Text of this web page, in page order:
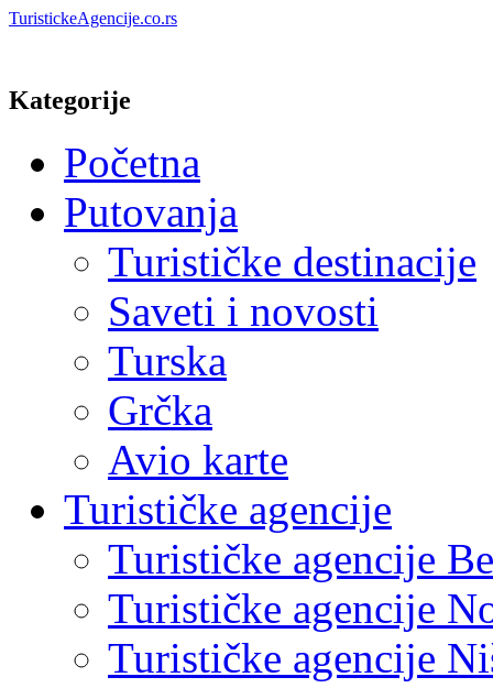
TuristickeAgencije.co.rs
Kategorije
Početna
Putovanja
Turističke destinacije
Saveti i novosti
Turska
Grčka
Avio karte
Turističke agencije
Turističke agencije
Turističke agencije
Turističke agencije